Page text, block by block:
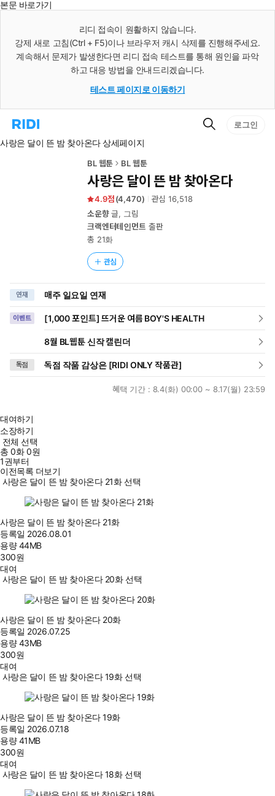
본문 바로가기
리디 접속이 원활하지 않습니다.
강제 새로 고침(Ctrl + F5)이나 브라우저 캐시 삭제를 진행해주세요.
계속해서 문제가 발생한다면 리디 접속 테스트를 통해 원인을 파악
하고 대응 방법을 안내드리겠습니다.
테스트 페이지로 이동하기
리
홈
검
로그인
사랑은 달이 뜬 밤 찾아온다 상세페이지
BL 웹툰 BL 웹툰
사랑은 달이 뜬 밤 찾아온다
4.9 (4,470) 관심16,518
소운향글, 그림
크랙엔터테인먼트 출판
총 21화
관심
연재 매주 일요일 연재
이벤트 [1,000 포인트] 뜨거운 여름 BOY'S HEALTH
8월 BL웹툰 신작 캘린더
독점 독점 작품 감상은 [RIDI ONLY 작품관]
혜택 기간 : 8.4(화) 00:00 ~ 8.17(월) 23:59
대여하기
소장하기
전체 선택
총0화0원
1권부터
이전목록 더보기
사랑은 달이 뜬 밤 찾아온다 21화 선택
사랑은 달이 뜬 밤 찾아온다 21화
등록일 2026.08.01
용량44MB
300원
대여
사랑은 달이 뜬 밤 찾아온다 20화 선택
사랑은 달이 뜬 밤 찾아온다 20화
등록일 2026.07.25
용량43MB
300원
대여
사랑은 달이 뜬 밤 찾아온다 19화 선택
사랑은 달이 뜬 밤 찾아온다 19화
등록일 2026.07.18
용량41MB
300원
대여
사랑은 달이 뜬 밤 찾아온다 18화 선택